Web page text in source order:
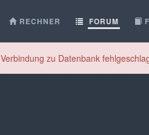
RECHNER FORUM
Verbindung zu Datenbank